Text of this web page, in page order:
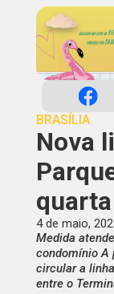
BRASÍLIA
Nova
4 de maio,
Medida
condomínio A
circular a
entre o